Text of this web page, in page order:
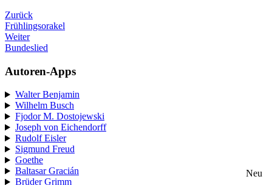
Zurück
Frühlingsorakel
Weiter
Bundeslied
Autoren-Apps
Walter Benjamin
Wilhelm Busch
Fjodor M. Dostojewski
Joseph von Eichendorff
Rudolf Eisler
Sigmund Freud
Goethe
Baltasar Gracián
Neu
Brüder Grimm